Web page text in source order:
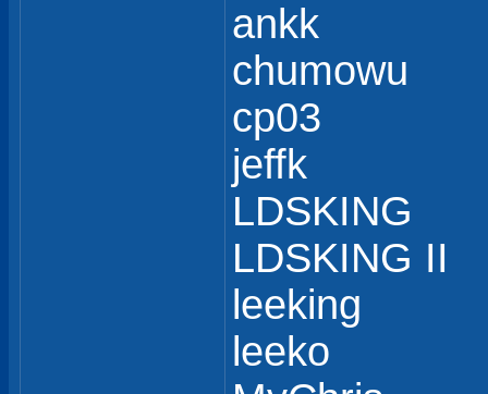
ankk
chumowu
cp03
jeffk
LDSKING
LDSKING II
leeking
leeko